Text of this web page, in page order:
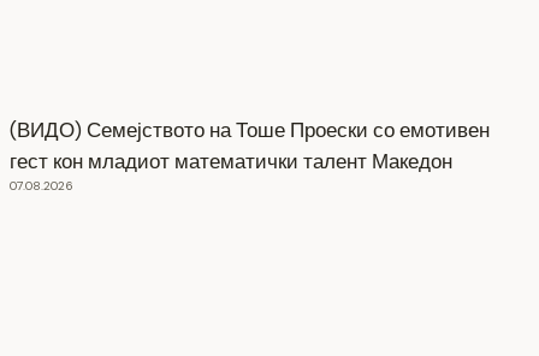
(ВИДО) Семејството на Тоше Проески со емотивен
гест кон младиот математички талент Македон
07.08.2026